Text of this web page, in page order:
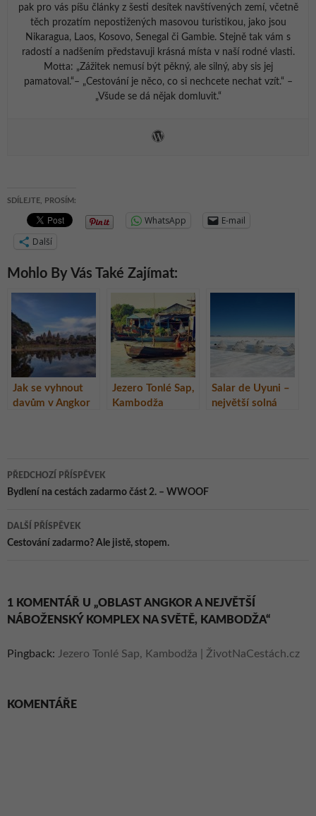
pak pro vás píšu články z šesti desítek navštívených zemí, včetně
těch prozatím nepostižených masovou turistikou, jako jsou
Nikaragua, Laos, Kosovo, Senegal či Gambie. Stejně tak vám s
radostí a nadšením představuji krásná místa v naší rodné vlasti.
Motta: „Zážitek nemusí být pěkný, ale silný, aby sis jej
pamatoval.“– „Cestování je něco, co si nechcete nechat vzít.“ –
„Všude se dá nějak domluvit.“
SDÍLEJTE, PROSÍM:
WhatsApp
E-mail
Další
Mohlo By Vás Také Zajímat:
Jak se vyhnout
davům v Angkor
Jezero Tonlé Sap,
Kambodža
Salar de Uyuni –
největší solná
Navigace
pro
příspěvky
PŘEDCHOZÍ PŘÍSPĚVEK
Bydlení na cestách zadarmo část 2. – WWOOF
DALŠÍ PŘÍSPĚVEK
Cestování zadarmo? Ale jistě, stopem.
1 KOMENTÁŘ U „OBLAST ANGKOR A NEJVĚTŠÍ
NÁBOŽENSKÝ KOMPLEX NA SVĚTĚ, KAMBODŽA“
Pingback: Jezero Tonlé Sap, Kambodža | ŽivotNaCestách.cz
KOMENTÁŘE